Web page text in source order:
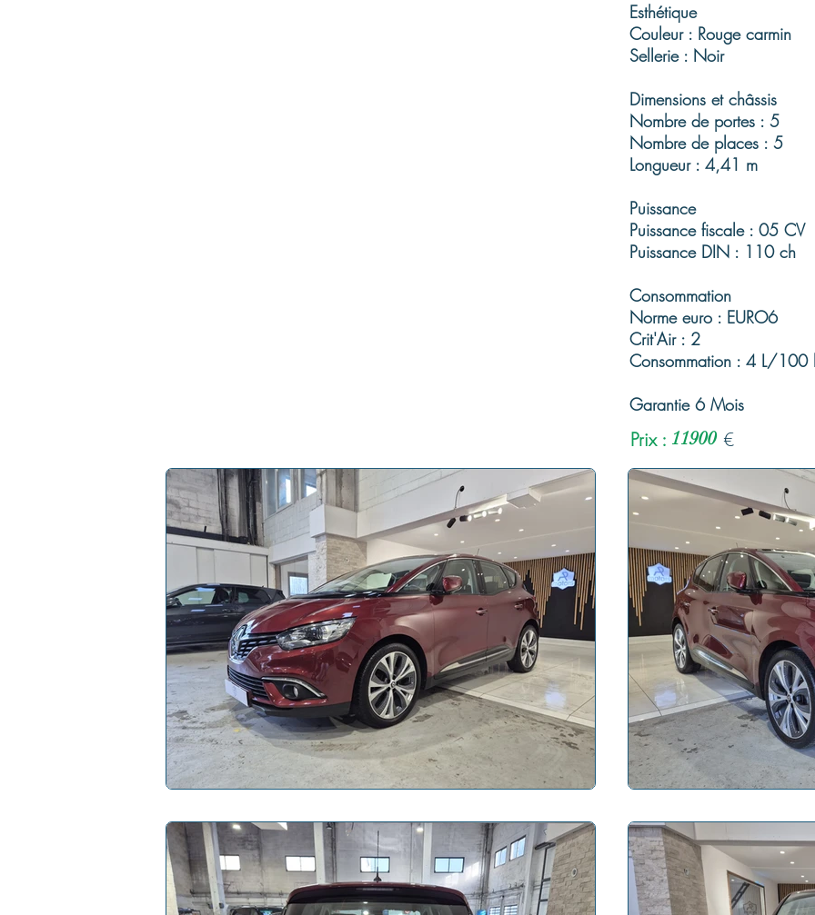
Esthétique
Couleur : Rouge carmin
Sellerie : Noir
Dimensions et châssis
Nombre de portes : 5
Nombre de places : 5
Longueur : 4,41 m
Puissance
Puissance fiscale : 05 CV
Puissance DIN : 110 ch
Consommation
Norme euro : EURO6
Crit'Air : 2
Consommation : 4 L/100
Garantie 6 Mois
Prix : 11900 €